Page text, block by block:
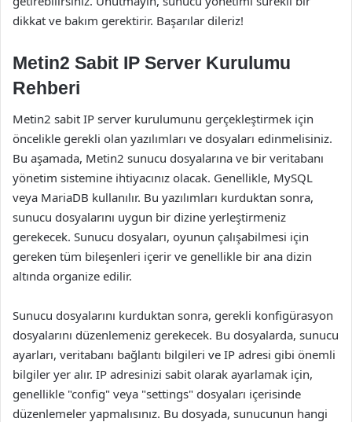
dikkat ve bakım gerektirir. Başarılar dileriz!
Metin2 Sabit IP Server Kurulumu
Rehberi
Metin2 sabit IP server kurulumunu gerçekleştirmek için
öncelikle gerekli olan yazılımları ve dosyaları edinmelisiniz.
Bu aşamada, Metin2 sunucu dosyalarına ve bir veritabanı
yönetim sistemine ihtiyacınız olacak. Genellikle, MySQL
veya MariaDB kullanılır. Bu yazılımları kurduktan sonra,
sunucu dosyalarını uygun bir dizine yerleştirmeniz
gerekecek. Sunucu dosyaları, oyunun çalışabilmesi için
gereken tüm bileşenleri içerir ve genellikle bir ana dizin
altında organize edilir.
Sunucu dosyalarını kurduktan sonra, gerekli konfigürasyon
dosyalarını düzenlemeniz gerekecek. Bu dosyalarda, sunucu
ayarları, veritabanı bağlantı bilgileri ve IP adresi gibi önemli
bilgiler yer alır. IP adresinizi sabit olarak ayarlamak için,
genellikle "config" veya "settings" dosyaları içerisinde
düzenlemeler yapmalısınız. Bu dosyada, sunucunun hangi